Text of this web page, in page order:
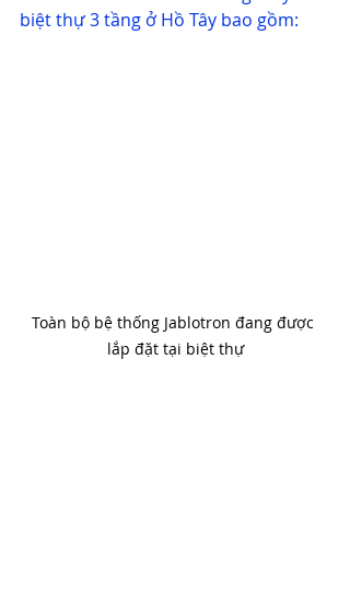
biệt thự 3 tầng ở Hồ Tây bao gồm:
Toàn bộ bệ thống Jablotron đang được
lắp đặt tại biệt thự